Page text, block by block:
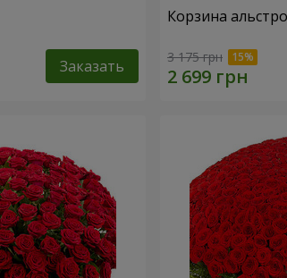
Заказать
Корзина
3 175 грн